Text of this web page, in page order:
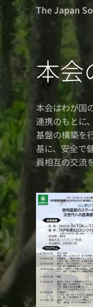
The Japan
本会
本会はわが国
連携のもとに
基盤の構築を
基に、安全で
員相互の交流